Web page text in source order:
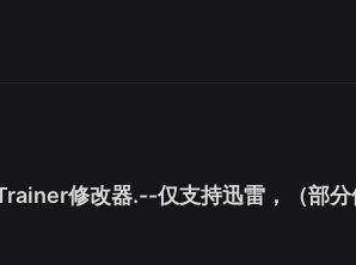
修改器.--仅支持迅雷，（部分